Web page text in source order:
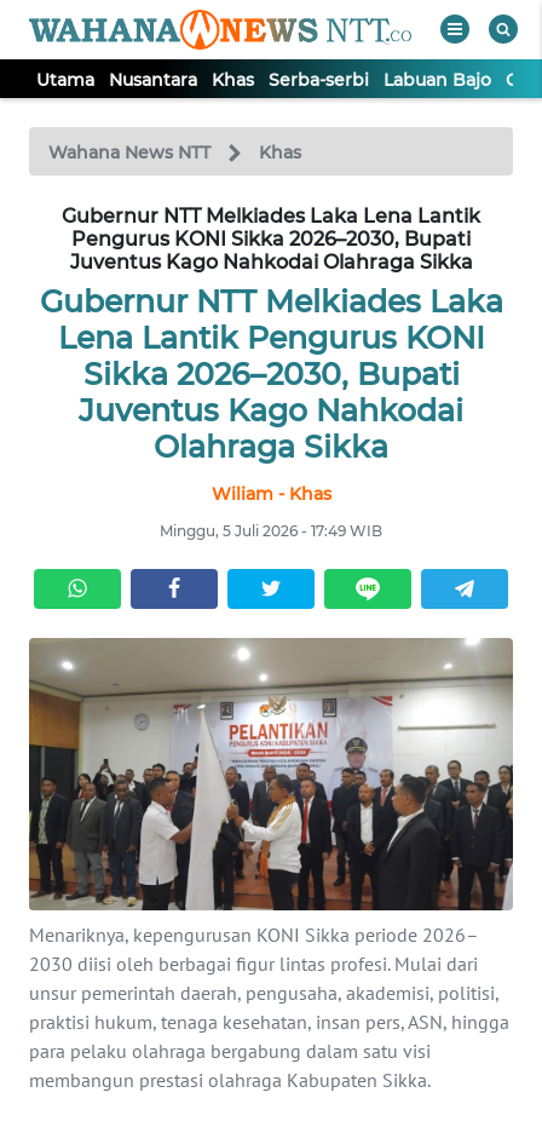
Utama Nusantara Khas Serba-serbi Labuan Bajo
Wahana News NTT Khas
Gubernur NTT Melkiades Laka Lena Lantik
Pengurus KONI Sikka 2026–2030, Bupati
Juventus Kago Nahkodai Olahraga Sikka
Gubernur NTT Melkiades Laka
Lena Lantik Pengurus KONI
Sikka 2026–2030, Bupati
Juventus Kago Nahkodai
Olahraga Sikka
Wiliam - Khas
Minggu, 5 Juli 2026 - 17:49 WIB
Menariknya, kepengurusan KONI Sikka periode 2026–
2030 diisi oleh berbagai figur lintas profesi. Mulai dari
unsur pemerintah daerah, pengusaha, akademisi, politisi,
praktisi hukum, tenaga kesehatan, insan pers, ASN, hingga
para pelaku olahraga bergabung dalam satu visi
membangun prestasi olahraga Kabupaten Sikka.
TV
Tutup
UTAMA
NUSANTARA
KHAS
SERBA-
OPINI
Informasi
INDEKS
BERITA
KONTAK
KAMI
INFO
IKLAN
TENTANG
KAMI
PEDOMAN